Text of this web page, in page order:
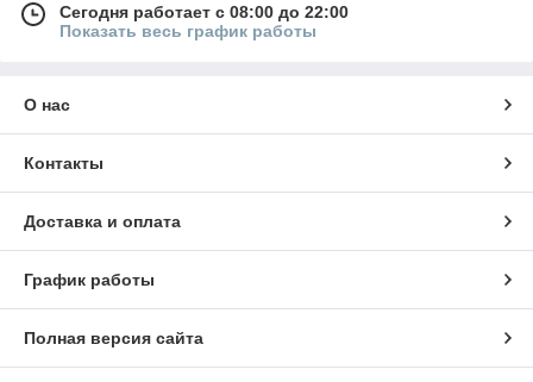
Сегодня работает с 08:00 до 22:00
Показать весь график работы
О нас
Контакты
Доставка и оплата
График работы
Полная версия сайта